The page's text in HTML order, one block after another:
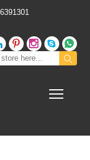
  

